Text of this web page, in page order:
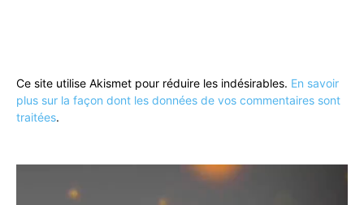
Ce site utilise Akismet pour réduire les indésirables. En savoir
plus sur la façon dont les données de vos commentaires sont
traitées.